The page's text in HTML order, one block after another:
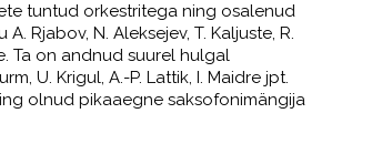
tuntud orkestritega ning osalenud
Rjabov, N. Aleksejev, T. Kaljuste, R.
Ta on andnud suurel hulgal
U. Krigul, A.-P. Lattik, I. Maidre jpt.
olnud pikaaegne saksofonimängija